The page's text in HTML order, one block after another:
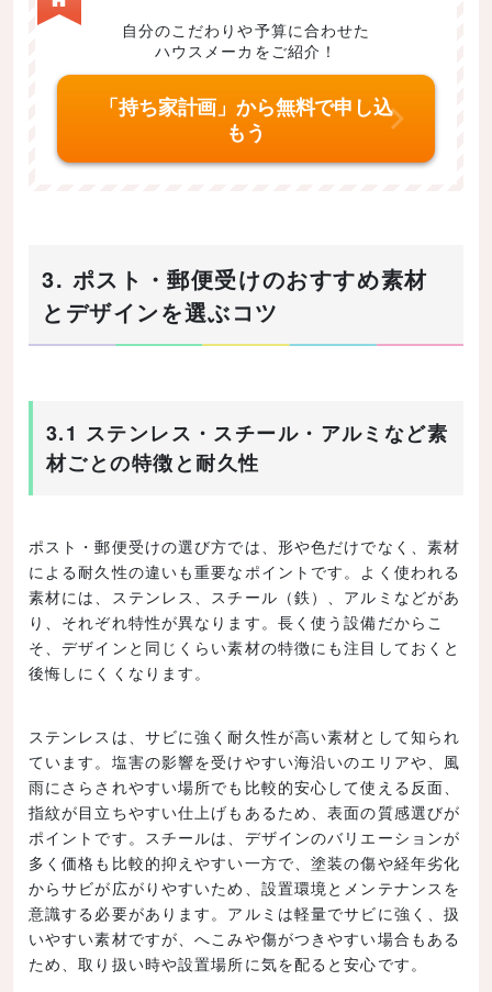
自分のこだわりや予算に合わせた
ハウスメーカをご紹介！
「持ち家計画」から無料で申し込
もう
3. ポスト・郵便受けのおすすめ素材
とデザインを選ぶコツ
3.1 ステンレス・スチール・アルミなど素
材ごとの特徴と耐久性
ポスト・郵便受けの選び方では、形や色だけでなく、素材
による耐久性の違いも重要なポイントです。よく使われる
素材には、ステンレス、スチール（鉄）、アルミなどがあ
り、それぞれ特性が異なります。長く使う設備だからこ
そ、デザインと同じくらい素材の特徴にも注目しておくと
後悔しにくくなります。
ステンレスは、サビに強く耐久性が高い素材として知られ
ています。塩害の影響を受けやすい海沿いのエリアや、風
雨にさらされやすい場所でも比較的安心して使える反面、
指紋が目立ちやすい仕上げもあるため、表面の質感選びが
ポイントです。スチールは、デザインのバリエーションが
多く価格も比較的抑えやすい一方で、塗装の傷や経年劣化
からサビが広がりやすいため、設置環境とメンテナンスを
意識する必要があります。アルミは軽量でサビに強く、扱
いやすい素材ですが、へこみや傷がつきやすい場合もある
ため、取り扱い時や設置場所に気を配ると安心です。